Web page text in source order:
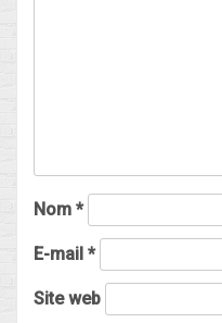
Nom *
E-mail *
Site web